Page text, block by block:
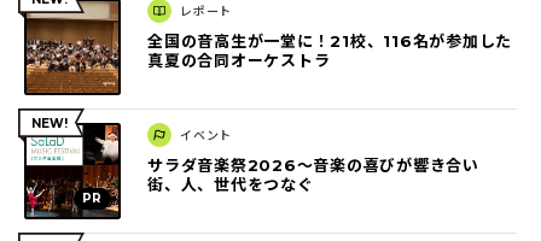
レポート
全国の音高生が一堂に！21校、116名が参加した
真夏の合同オーケストラ
イベント
サラダ音楽祭2026～音楽の喜びが響き合い
街、人、世代をつなぐ